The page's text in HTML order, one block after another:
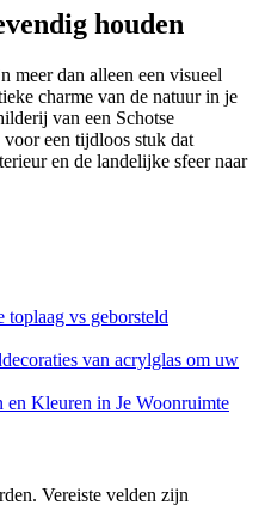
houden
meer dan alleen een visueel
charme van de natuur in je
van een Schotse
een tijdloos stuk dat
en de landelijke sfeer naar
vs geborsteld
van acrylglas om uw
en Kleuren in Je Woonruimte
Vereiste velden zijn